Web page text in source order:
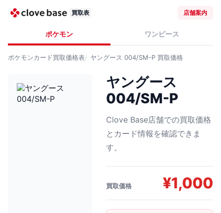
買取表 店舗案内
ポケモン ワンピース
ポケモンカード買取価格表 ヤングース 004/SM-P 買取価格
ヤングース
004/SM-P
Clove Base店舗での買取価格
とカード情報を確認できま
す。
買取価格 ¥1,000